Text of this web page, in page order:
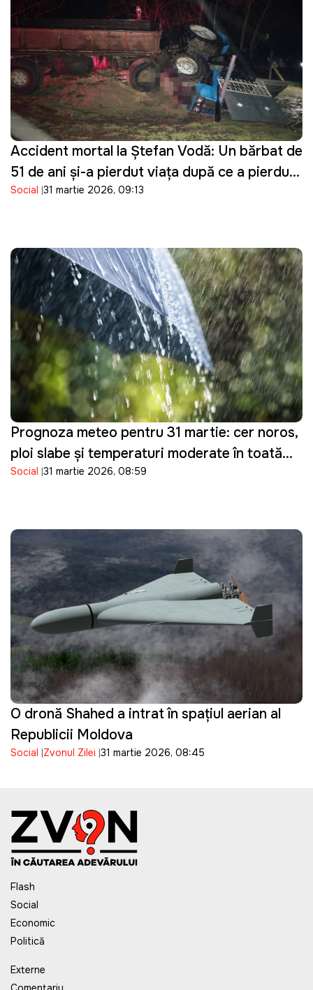
Accident mortal la Ștefan Vodă: Un bărbat de
51 de ani și-a pierdut viața după ce a pierdut
controlul asupra tractorului pe care îl
Social 31 martie 2026, 09:13
Prognoza meteo pentru 31 martie: cer noros,
ploi slabe și temperaturi moderate în toată
țara
Social 31 martie 2026, 08:59
O dronă Shahed a intrat în spațiul aerian al
Republicii Moldova
Social Zvonul Zilei 31 martie 2026, 08:45
Flash
Social
Economic
Politică
Externe